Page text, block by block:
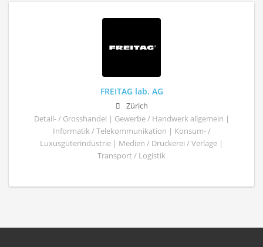
FREITAG lab. AG
Zürich
Detail- / Grosshandel | Gewerbe / Handwerk allgemein |
Informatik / Telekommunikation | Konsum- /
Luxusgüterindustrie | Medien / Druckerei / Verlage |
Transport / Logistik